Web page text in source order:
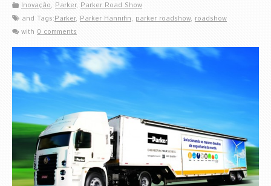
Inovação, Parker, Parker Road Show
and Tags:Parker, Parker Hannifin, parker roadshow, roadshow
with 0 comments